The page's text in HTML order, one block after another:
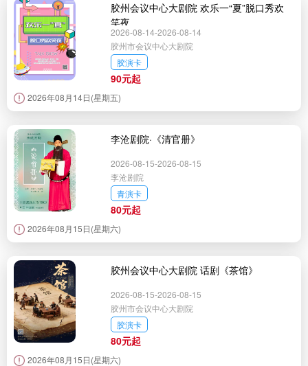
胶州会议中心大剧院 欢乐一“夏”脱口秀欢
笑夜
2026-08-14-2026-08-14
胶州市会议中心大剧院
胶演卡
90元起
2026年08月14日(星期五)
李沧剧院·《清官册》
2026-08-15-2026-08-15
李沧剧院
青演卡
80元起
2026年08月15日(星期六)
胶州会议中心大剧院 话剧《茶馆》
2026-08-15-2026-08-15
胶州市会议中心大剧院
胶演卡
80元起
2026年08月15日(星期六)